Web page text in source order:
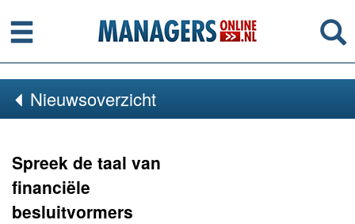
Menu
Nieuwsoverzicht
Spreek de taal van
financiële
besluitvormers